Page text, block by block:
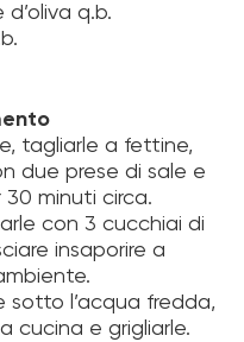
q.b.
tagliarle a fettine,
due prese di sale e
30 minuti circa.
con 3 cucchiai di
insaporire a
sotto l’acqua fredda,
cucina e grigliarle.